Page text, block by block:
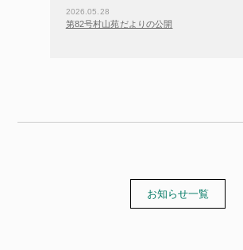
2026.05.28
第82号村山苑だよりの公開
お知らせ一覧